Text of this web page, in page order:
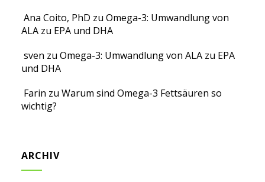
Ana Coito, PhD zuOmega-3: Umwandlung von
ALA zu EPA und DHA
sven zuOmega-3: Umwandlung von ALA zu EPA
und DHA
Farin zuWarum sind Omega-3 Fettsäuren so
wichtig?
ARCHIV